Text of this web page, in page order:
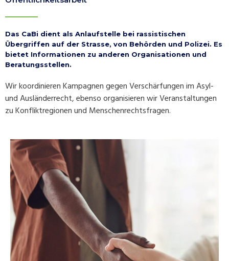
Das CaBi dient als Anlaufstelle bei rassistischen
Übergriffen auf der Strasse, von Behörden und Polizei. Es
bietet Informationen zu anderen Organisationen und
Beratungsstellen.
Wir koordinieren Kampagnen gegen Verschärfungen im Asyl-
und Ausländerrecht, ebenso organisieren wir Veranstaltungen
zu Konfliktregionen und Menschenrechtsfragen.